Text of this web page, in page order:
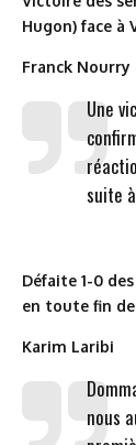
Hugon) face à
Franck Nourry
Une
suite
Défaite 1-0
en toute fin
Karim Laribi
nous